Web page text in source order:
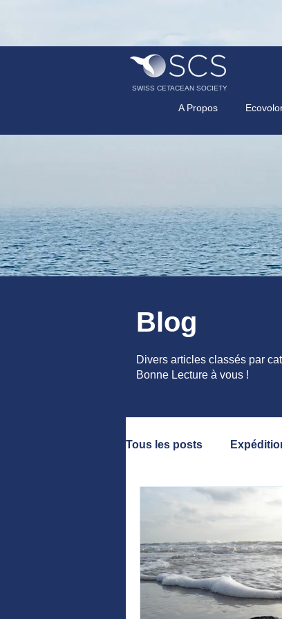
Blog
Divers articles classés par
Bonne Lecture à vous !
Tous les posts
Côtes
Presse
SWISS CETACEAN SOCIETY
A Propos